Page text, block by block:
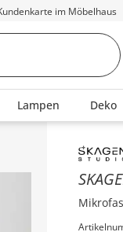
im Möbelhaus
Lampen Deko
Inhalt